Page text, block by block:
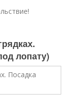
лопату)